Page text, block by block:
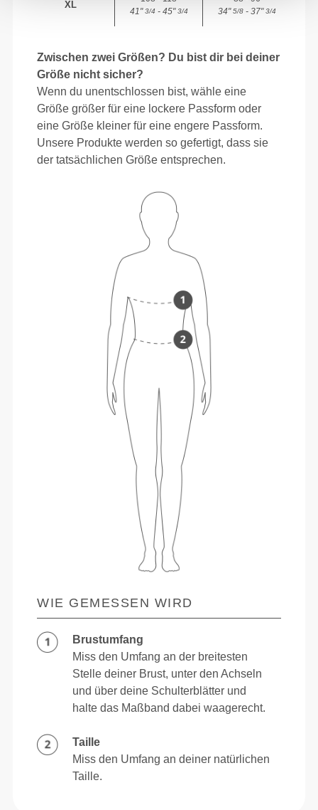
XL
41"3/4 - 45"3/4
34"5/8- 37"3/4
Zwischen zwei Größen? Du bist dir bei deiner
Größe nicht sicher?
Wenn du unentschlossen bist, wähle eine
Größe größer für eine lockere Passform oder
eine Größe kleiner für eine engere Passform.
Unsere Produkte werden so gefertigt, dass sie
der tatsächlichen Größe entsprechen.
WIE GEMESSEN WIRD
Brustumfang
Miss den Umfang an der breitesten
Stelle deiner Brust, unter den Achseln
und über deine Schulterblätter und
halte das Maßband dabei waagerecht.
Taille
Miss den Umfang an deiner natürlichen
Taille.